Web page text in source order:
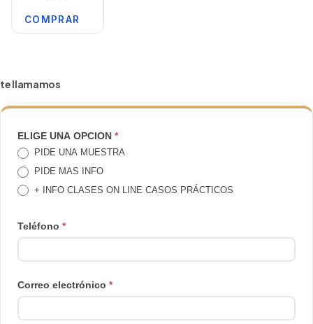
COMPRAR
te llamamos
TE
LLAMAMOS
ELIGE UNA OPCION *
PIDE UNA MUESTRA
PIDE MAS INFO
+ INFO CLASES ON LINE CASOS PRÁCTICOS
Teléfono *
Correo electrónico *